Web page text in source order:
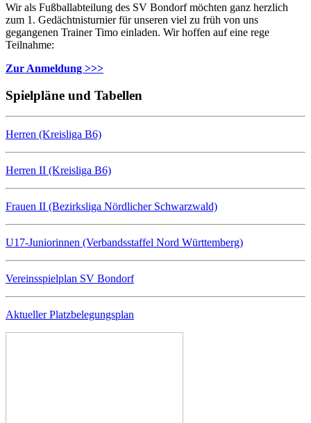
Wir als Fußballabteilung des SV Bondorf möchten ganz herzlich
zum 1. Gedächtnisturnier für unseren viel zu früh von uns
gegangenen Trainer Timo einladen. Wir hoffen auf eine rege
Teilnahme:
Zur Anmeldung >>>
Spielpläne und Tabellen
Herren (Kreisliga B6)
Herren II (Kreisliga B6)
Frauen II (Bezirksliga Nördlicher Schwarzwald)
U17-Juniorinnen (Verbandsstaffel Nord Württemberg)
Vereinsspielplan SV Bondorf
Aktueller Platzbelegungsplan